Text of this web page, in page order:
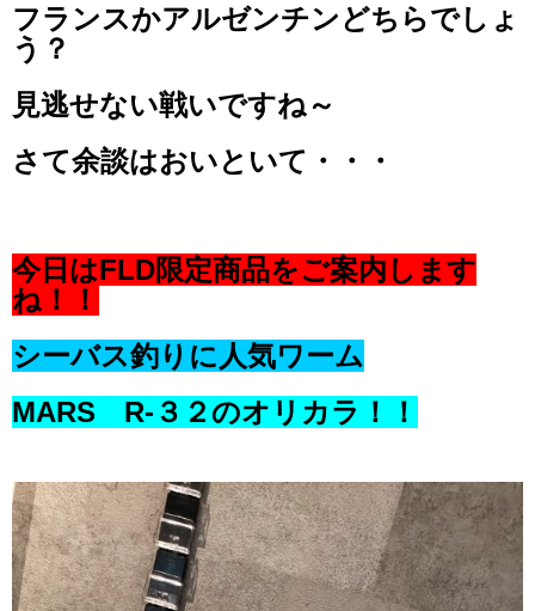
フランスかアルゼンチンどちらでしょ
う？
見逃せない戦いですね～
さて余談はおいといて・・・
今日はFLD限定商品をご案内します
ね！！
シーバス釣りに人気ワーム
MARS R-３２のオリカラ！！